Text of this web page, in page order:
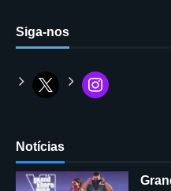
Siga-nos
Notícias